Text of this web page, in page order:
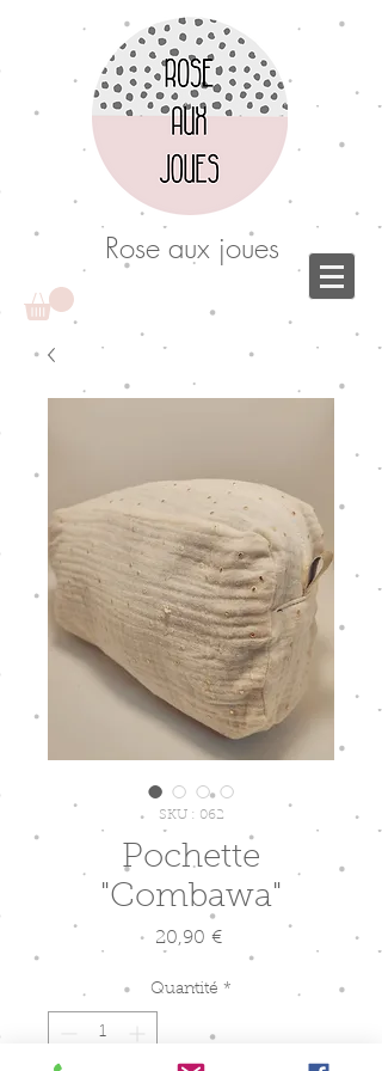
Rose aux joues
SKU : 062
Pochette
"Combawa"
20,90 €Prix
Quantité *